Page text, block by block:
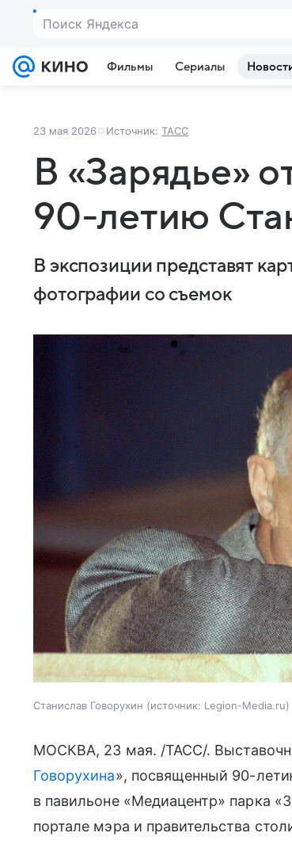
Поиск Яндекса
Фильмы Сериалы
23 мая 2026 Источник: ТАСС
В «Зарядье»
90-летию
В экспозиции представят
фотографии со съемок
Станислав Говорухин источник: Legion-Media.ru
МОСКВА, 23 мая. /ТАСС/.
Говорухина», посвященный 90-
в павильоне «Медиацентр» парка
портале мэра и правительства